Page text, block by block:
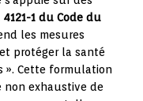
1 du Code du
les mesures
protéger la santé
». Cette formulation
non exhaustive de